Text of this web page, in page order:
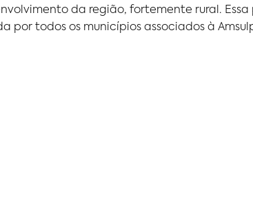
da região, fortemente rural. Essa
por todos os municípios associados à